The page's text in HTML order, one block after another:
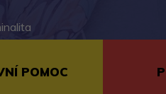
POMOC